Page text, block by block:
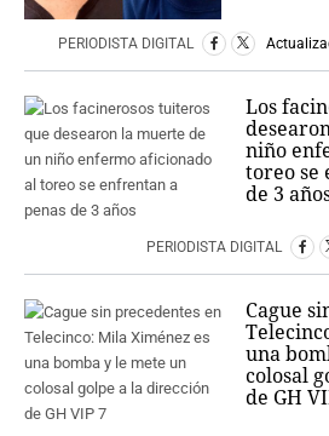
PERIODISTA DIGITAL
Los
niño
toreo se
de 3
PERIODISTA DIGITAL
Cague
una
colosal
de GH